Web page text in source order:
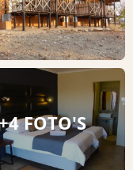
FOTO'S